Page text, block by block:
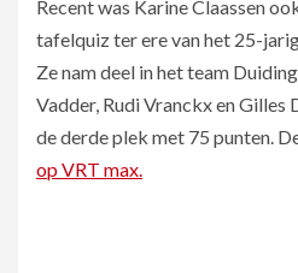
Recent was Karine Claassen
tafelquiz ter ere van het 25-
Ze nam deel in het team
Vadder, Rudi Vranckx en Gilles
de derde plek met 75 punten.
op VRT max.